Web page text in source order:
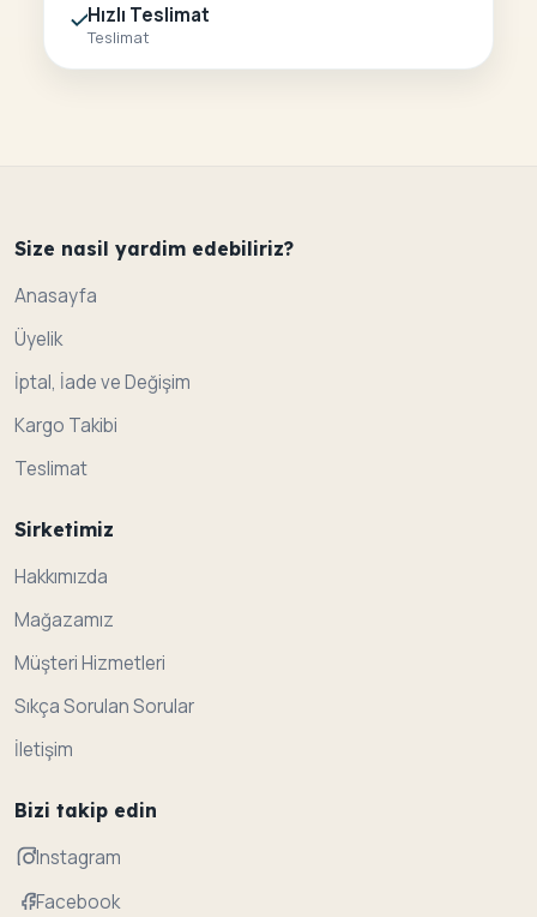
Hızlı Teslimat
Teslimat
Size nasil yardim edebiliriz?
Anasayfa
Üyelik
İptal, İade ve Değişim
Kargo Takibi
Teslimat
Sirketimiz
Hakkımızda
Mağazamız
Müşteri Hizmetleri
Sıkça Sorulan Sorular
İletişim
Bizi takip edin
Instagram
Facebook